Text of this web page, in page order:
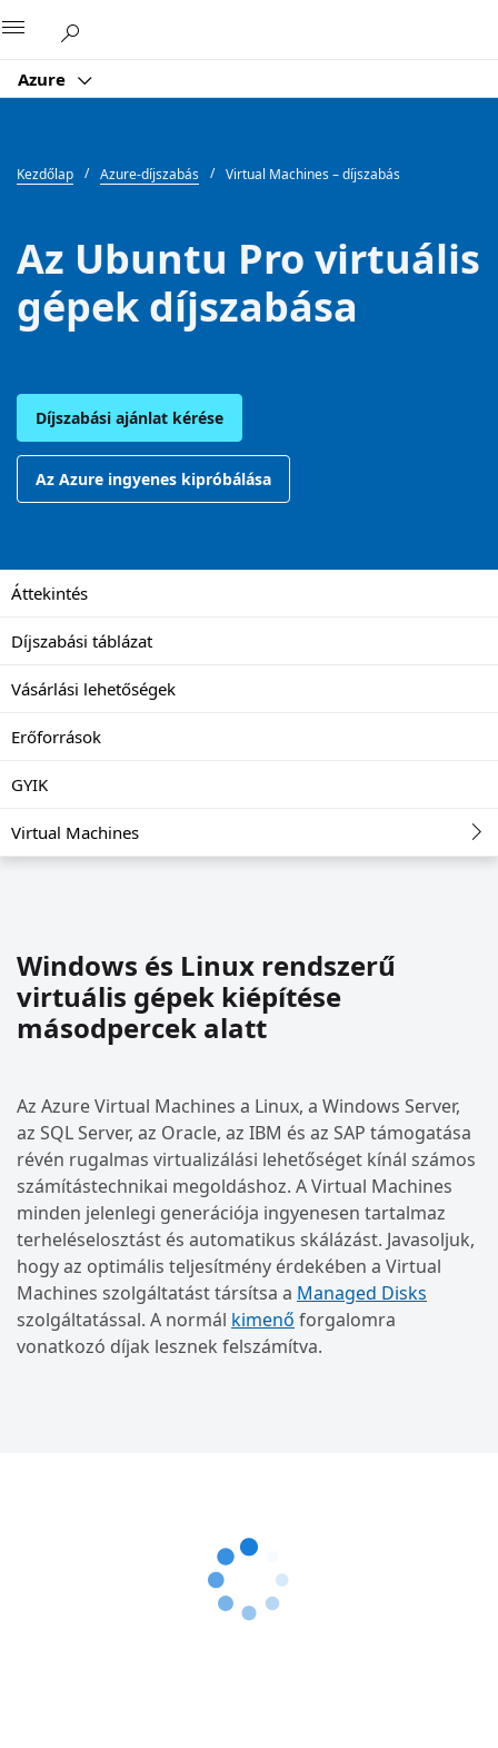
Azure
Kezdőlap Azure-díjszabás Virtual Machines – díjszabás
Az Ubuntu Pro virtuális
gépek díjszabása
Díjszabási ajánlat kérése
Az Azure ingyenes kipróbálása
Áttekintés
Díjszabási táblázat
Vásárlási lehetőségek
Erőforrások
GYIK
Virtual Machines
Windows és Linux rendszerű
virtuális gépek kiépítése
másodpercek alatt
Az Azure Virtual Machines a Linux, a Windows Server,
az SQL Server, az Oracle, az IBM és az SAP támogatása
révén rugalmas virtualizálási lehetőséget kínál számos
számítástechnikai megoldáshoz. A Virtual Machines
minden jelenlegi generációja ingyenesen tartalmaz
terheléselosztást és automatikus skálázást. Javasoljuk,
hogy az optimális teljesítmény érdekében a Virtual
Machines szolgáltatást társítsa a Managed Disks
szolgáltatással. A normál kimenő forgalomra
vonatkozó díjak lesznek felszámítva.